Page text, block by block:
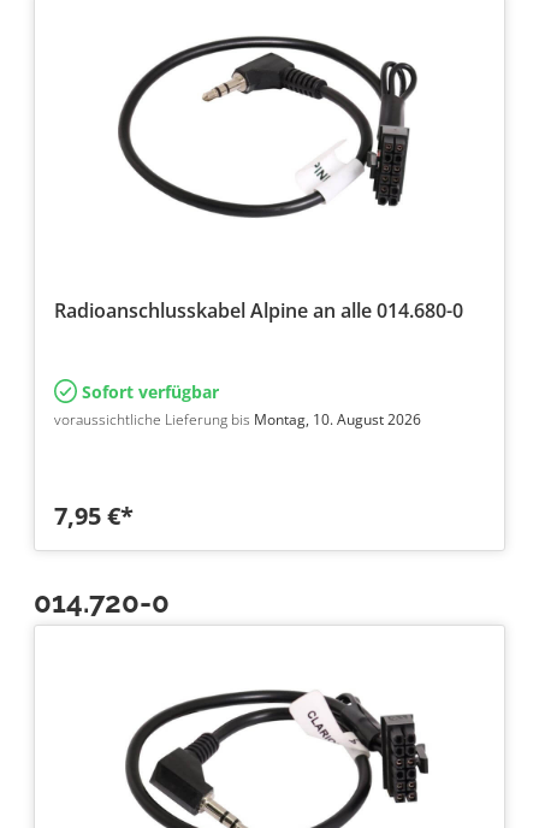
Radioanschlusskabel Alpine an alle 014.680-0
Sofort verfügbar
voraussichtliche Lieferung bis Montag, 10. August 2026
7,95 €*
014.720-0